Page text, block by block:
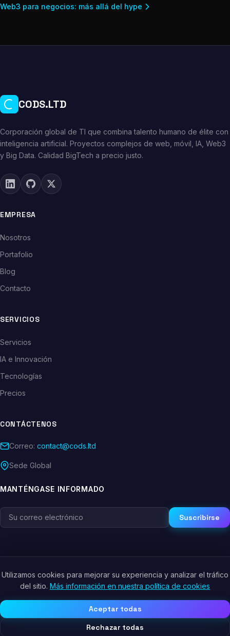
Web3 para negocios: más allá del hype
CODS.LTD
Corporación global de TI que combina talento humano de élite con
inteligencia artificial. Proyectos complejos de web, móvil, IA, Web3
y Big Data. Calidad BigTech a precio justo.
EMPRESA
Nosotros
Portafolio
Blog
Contacto
SERVICIOS
Servicios
IA e Innovación
Tecnologías
Precios
CONTÁCTENOS
Correo: contact@cods.ltd
Sede Global
MANTÉNGASE INFORMADO
Suscribirse
© 2026 CODS.LTD. Todos los derechos reservados.
Utilizamos cookies para mejorar su experiencia y analizar el tráfico
del sitio. Más información en nuestra política de cookies
Aceptar todas
Rechazar todas